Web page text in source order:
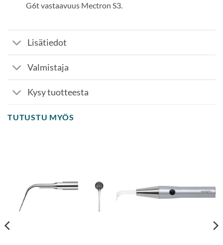
G6t vastaavuus Mectron S3.
Lisätiedot
Valmistaja
Kysy tuotteesta
TUTUSTU MYÖS